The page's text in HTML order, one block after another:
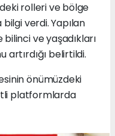
rolleri ve bölge
verdi. Yapılan
ve yaşadıkları
artırdığı belirtildi.
önümüzdeki
platformlarda